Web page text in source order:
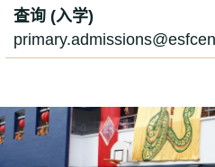
查询 (入学)